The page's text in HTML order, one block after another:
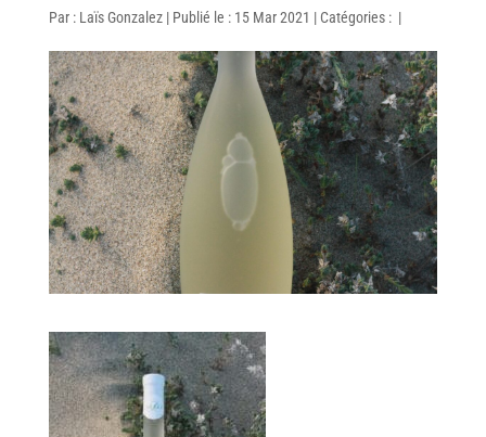
Par : Laïs Gonzalez | Publié le : 15 Mar 2021 | Catégories : |